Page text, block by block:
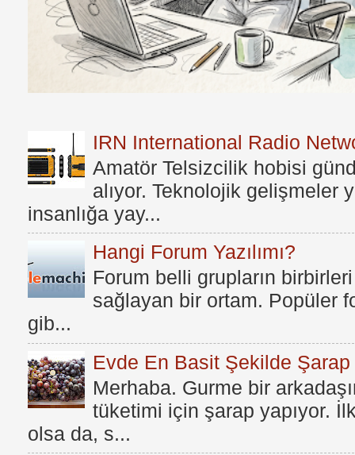
IRN International Radio
Amatör Telsizcilik hobisi
alıyor. Teknolojik gelişmeler
insanlığa yay...
Hangi Forum Yazılımı?
Forum belli grupların
sağlayan bir ortam. Popüler
gib...
Evde En Basit Şekilde Şarap
Merhaba. Gurme bir
tüketimi için şarap yapıyor.
olsa da, s...